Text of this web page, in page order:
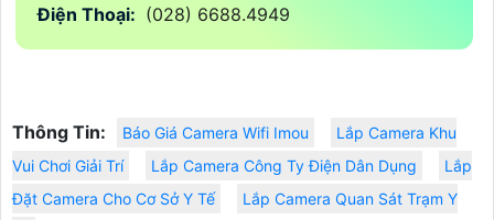
Điện Thoại: (028) 6688.4949
Thông Tin: Báo Giá Camera Wifi Imou
Lắp Camera Khu
Vui Chơi Giải Trí
Lắp Camera Công Ty Điện Dân Dụng
Lắp
Đặt Camera Cho Cơ Sở Y Tế
Lắp Camera Quan Sát Trạm Y